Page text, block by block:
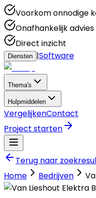
Voorkom onnodige
Onafhankelijk advies
Direct inzicht
Diensten |Software
Thema's
Hulpmiddelen
VergelijkenContact
Project starten
Terug naar
Home
Bedrijven